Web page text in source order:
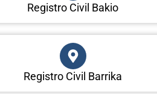
Registro Civil Bakio
Registro Civil Barrika